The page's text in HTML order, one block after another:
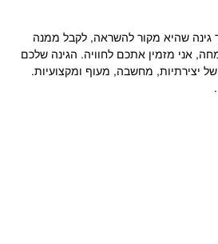
גינה שהיא מקור להשראה, לקבל ממנה
אני מזמין אתכם לחוויה. הגינה שלכם
יצירתיות, מחשבה, מעוף ומקצועיות.